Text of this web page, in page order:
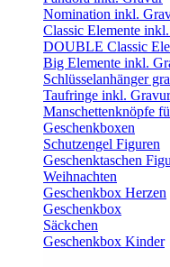
Nomination inkl.
Classic Elemente
DOUBLE Classic
Big Elemente inkl.
Schlüsselanhänger
Taufringe inkl. Gravur
Manschettenknöpfe
Geschenkboxen
Schutzengel Figuren
Geschenktaschen
Weihnachten
Geschenkbox Herzen
Geschenkbox
Säckchen
Geschenkbox Kinder